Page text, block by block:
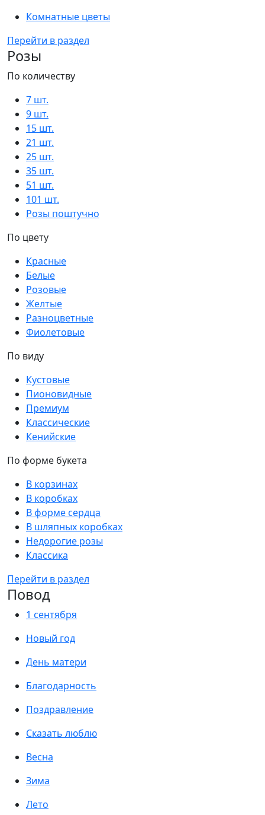
Комнатные цветы
Перейти в раздел
Розы
По количеству
7 шт.
9 шт.
15 шт.
21 шт.
25 шт.
35 шт.
51 шт.
101 шт.
Розы поштучно
По цвету
Красные
Белые
Розовые
Желтые
Разноцветные
Фиолетовые
По виду
Кустовые
Пионовидные
Премиум
Классические
Кенийские
По форме букета
В корзинах
В коробках
В форме сердца
В шляпных коробках
Недорогие розы
Классика
Перейти в раздел
Повод
1 сентября
Новый год
День матери
Благодарность
Поздравление
Сказать люблю
Весна
Зима
Лето